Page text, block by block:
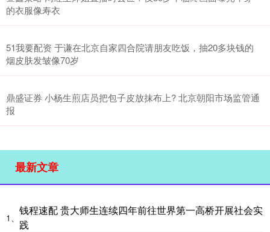
的衣服像寿衣
51我要配资 于谦在北京自家四合院请朋友吃饭，抽20多块钱的
烟皮肤发皱像70岁
鼎盛证券 小杨生煎店员把包子皮放抹布上? 北京朝阳市场监管通
报
最新文章
1、
钱程速配 贵大师生连续四年前往世界第一高桥开展社会实
践